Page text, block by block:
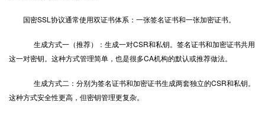
国密SSL协议通常使用双证书体系：一张签名证书和一张加密证书。
生成方式一（推荐）：生成一对CSR和私钥。签名证书和加密证书共用
这一对密钥。这种方式管理简单，也是很多CA机构的默认或推荐做法。
生成方式二：分别为签名证书和加密证书生成两套独立的CSR和私钥。
这种方式安全性更高，但密钥管理更复杂。